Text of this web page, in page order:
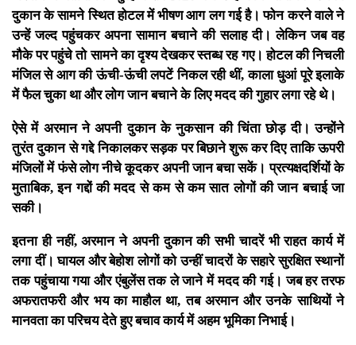
दुकान के सामने स्थित होटल में भीषण आग लग गई है। फोन करने वाले ने
उन्हें जल्द पहुंचकर अपना सामान बचाने की सलाह दी। लेकिन जब वह
मौके पर पहुंचे तो सामने का दृश्य देखकर स्तब्ध रह गए। होटल की निचली
मंजिल से आग की ऊंची-ऊंची लपटें निकल रही थीं, काला धुआं पूरे इलाके
में फैल चुका था और लोग जान बचाने के लिए मदद की गुहार लगा रहे थे।
ऐसे में अरमान ने अपनी दुकान के नुकसान की चिंता छोड़ दी। उन्होंने
तुरंत दुकान से गद्दे निकालकर सड़क पर बिछाने शुरू कर दिए ताकि ऊपरी
मंजिलों में फंसे लोग नीचे कूदकर अपनी जान बचा सकें। प्रत्यक्षदर्शियों के
मुताबिक, इन गद्दों की मदद से कम से कम सात लोगों की जान बचाई जा
सकी।
इतना ही नहीं, अरमान ने अपनी दुकान की सभी चादरें भी राहत कार्य में
लगा दीं। घायल और बेहोश लोगों को उन्हीं चादरों के सहारे सुरक्षित स्थानों
तक पहुंचाया गया और एंबुलेंस तक ले जाने में मदद की गई। जब हर तरफ
अफरातफरी और भय का माहौल था, तब अरमान और उनके साथियों ने
मानवता का परिचय देते हुए बचाव कार्य में अहम भूमिका निभाई।